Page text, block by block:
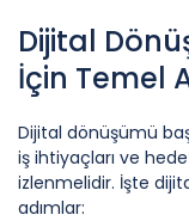
Dijital
İçin Temel
Dijital dönüşümü
iş ihtiyaçları ve
izlenmelidir. İşte
adımlar: